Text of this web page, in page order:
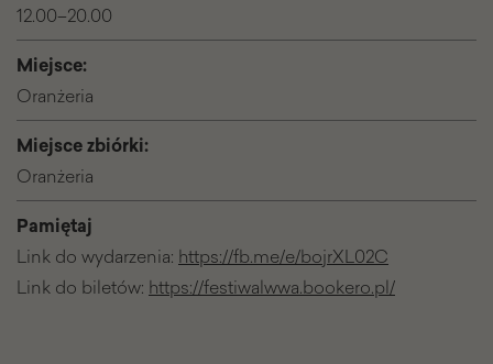
12.00–20.00
Miejsce:
Oranżeria
Miejsce zbiórki:
Oranżeria
Pamiętaj
Link do wydarzenia: https://fb.me/e/bojrXL02C
Link do biletów: https://festiwalwwa.bookero.pl/